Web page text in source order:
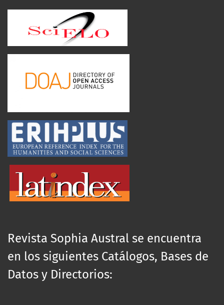
Revista Sophia Austral se encuentra
en los siguientes Catálogos, Bases de
Datos y Directorios: